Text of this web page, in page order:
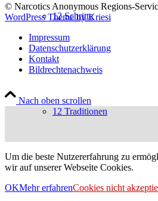
12 Schritte
12 Traditionen
© Narcotics Anonymous Regions-
WordPress Theme by Kriesi
Impressum
Datenschutzerklärung
Kontakt
Bildrechtenachweis
Nach oben scrollen
Um die beste Nutzererfahrung zu
wir auf unserer Webseite Cookies.
OKMehr erfahrenCookies nicht